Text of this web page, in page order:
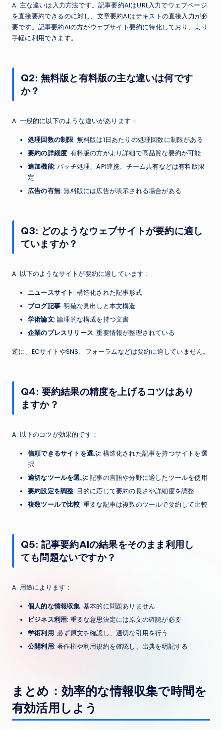
A: 主な違いは入力方法です。記事要約AIはURL入力でウェブページ
を直接要約できるのに対し、 文章要約AIはテキストの直接入力が必
要です。記事要約AIの方がウェブサイト要約に特化しており、より
手軽に利用できます。
Q2: 無料版と有料版の主な違いは何です
か？
A: 一般的に以下のような違いがあります：
処理回数の制限: 無料版は1日あたりの処理回数に制限がある
要約の詳細度: 有料版の方がより詳細で高品質な要約が可能
追加機能: バッチ処理、API連携、チーム共有などは有料版限
定
広告の有無: 無料版には広告が表示される場合がある
Q3: どのようなウェブサイトが要約に適し
ていますか？
A: 以下のようなサイトが要約に適しています：
ニュースサイト: 構造化された記事形式
ブログ記事: 明確な見出しと本文構造
学術論文: 論理的な構成を持つ文書
企業のプレスリリース: 重要情報が整理されている
逆に、ECサイトやSNS、フォーラムなどは要約に適していません。
Q4: 要約結果の精度を上げるコツはあり
ますか？
A: 以下のコツが効果的です：
信頼できるサイトを選ぶ: 構造化された記事を持つサイトを選
択
適切なツールを選ぶ: 記事の言語や分野に適したツールを使用
要約設定を調整: 目的に応じて要約の長さや詳細度を調整
複数ツールで比較: 重要な記事は複数のツールで要約して比較
Q5: 記事要約AIの結果をそのまま利用し
ても問題ないですか？
A: 用途によります：
個人的な情報収集: 基本的に問題ありません
ビジネス利用: 重要な意思決定には原文の確認が必要
学術利用: 必ず原文を確認し、適切な引用を行う
公開利用: 著作権や利用規約を確認し、出典を明記する
まとめ：効率的な情報収集で時間を
有効活用しよう